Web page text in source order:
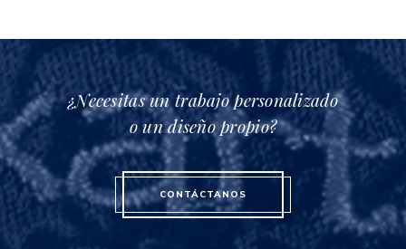
¿Necesitas un trabajo personalizado
o un diseño propio?
CONTÁCTANOS